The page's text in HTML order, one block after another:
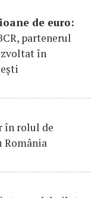
de euro:
partenerul
în
în rolul de
România